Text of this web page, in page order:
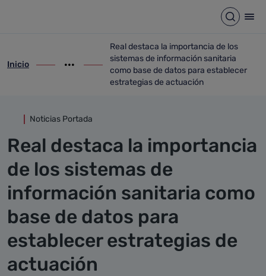
Abrir
ir-a inicio
Inicio
Mostrar opciones del camino de migas
ir-a Real destaca la importancia de los
Real destaca la importancia de los
sistemas de información sanitaria
como base de datos para establecer
estrategias de actuación
Noticias Portada
Real destaca la importancia
de los sistemas de
información sanitaria como
base de datos para
establecer estrategias de
actuación